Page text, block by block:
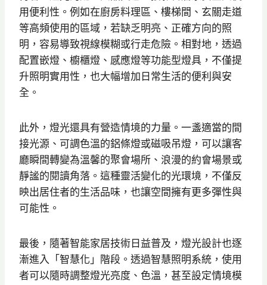
用便利性。例如在廚房料理區、樓梯間、玄關走道
等高頻使用的區域，若缺乏明亮、正確方向的照
明，容易導致視線模糊或行走危險。相對地，透過
配置嵌燈、櫥櫃燈、感應燈等功能型燈具，不僅提
升照明實用性，也大幅增加日常生活的便利與安
全。
此外，燈光還具有營造情境的力量。一盞適當的間
接光源、可調色溫的鋁條燈或磁吸吊燈，可以讓客
廳瞬間轉變為溫馨的聚會場所、浪漫的約會場景或
靜謐的閱讀角落。這種靈活變化的光環境，不僅反
映出居住者的生活品味，也讓空間擁有更多彈性與
可能性。
最後，隨著智能家居技術日益普及，燈光設計也逐
漸進入「智慧化」階段。透過智慧照明系統，使用
者可以隨時調整燈光亮度、色溫，甚至設定情境模